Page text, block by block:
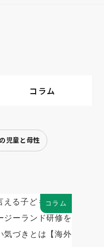
コラム
児童と母性
コラム